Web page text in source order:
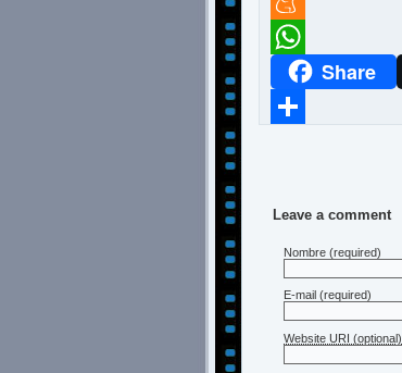
Meneame
WhatsAppShare
Leave a comment
Nombre (required)
E-mail (required)
Website URI (optional)